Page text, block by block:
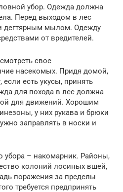
убор. Одежда должна
Перед выходом в лес
дегтярным мылом. Одежду
от вредителей.
свое
насекомых. Придя домой,
есть укусы, принять
для похода в лес должна
для движений. Хорошим
у них рукава и брюки
заправлять в носки и
убора – накомарник. Районы,
колоний лосиных вшей,
поражения за пределы
требуется предпринять